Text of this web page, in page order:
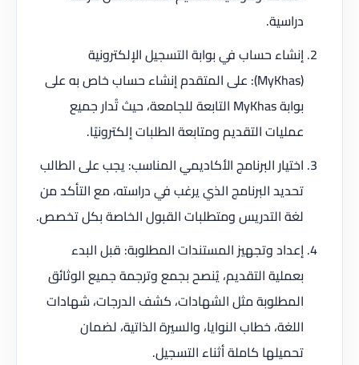
دراسية.
إنشاء حساب في بوابة التسجيل الإلكترونية
(MyKhas): على المتقدم إنشاء حساب خاص به على
بوابة MyKhas التابعة للجامعة، حيث تُدار جميع
عمليات التقديم ومتابعة الطلبات إلكترونيًا.
اختيار البرنامج الأكاديمي المناسب: يجب على الطالب
تحديد البرنامج الذي يرغب في دراسته، مع التأكد من
لغة التدريس ومتطلبات القبول الخاصة بكل تخصص.
إعداد وتجهيز المستندات المطلوبة: قبل البدء
بعملية التقديم، يُنصح بجمع وترجمة جميع الوثائق
المطلوبة مثل الشهادات، كشف الدرجات، شهادات
اللغة، خطاب النوايا، والسيرة الذاتية، لضمان
تحميلها كاملة أثناء التسجيل.